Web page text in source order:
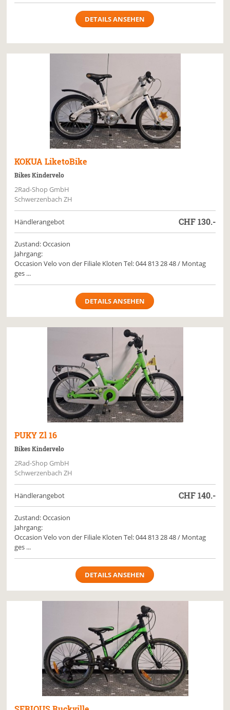
DETAILS ANSEHEN
KOKUA LiketoBike
Bikes Kindervelo
2Rad-Shop GmbH
Schwerzenbach ZH
Händlerangebot CHF130.-
Zustand: Occasion
Jahrgang:
Occasion Velo von der Filiale Kloten Tel: 044 813 28 48 / Montag
ges ...
DETAILS ANSEHEN
PUKY Zl 16
Bikes Kindervelo
2Rad-Shop GmbH
Schwerzenbach ZH
Händlerangebot CHF140.-
Zustand: Occasion
Jahrgang:
Occasion Velo von der Filiale Kloten Tel: 044 813 28 48 / Montag
ges ...
DETAILS ANSEHEN